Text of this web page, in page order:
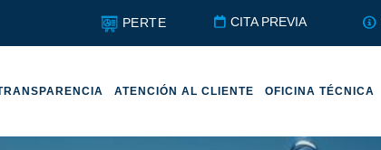
PERTE CITA PREVIA
ATENCIÓN AL CLIENTE OFICINA TÉCNICA